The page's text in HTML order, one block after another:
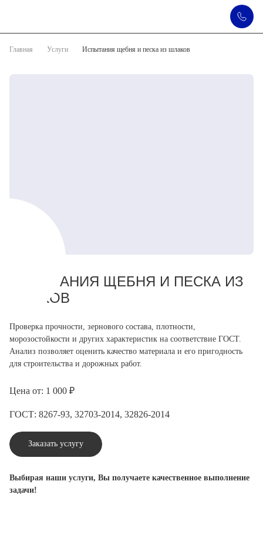
Главная Услуги Испытания щебня и песка из шлаков
ИСПЫТАНИЯ ЩЕБНЯ И ПЕСКА ИЗ
ШЛАКОВ
Цена от: 1 000 ₽
Проверка прочности, зернового состава, плотности,
морозостойкости и других характеристик на соответствие ГОСТ.
Анализ позволяет оценить качество материала и его пригодность
для строительства и дорожных работ.
ГОСТ: 8267-93, 32703-2014, 32826-2014
Заказать услугу
Выбирая наши услуги, Вы получаете качественное выполнение
задачи!